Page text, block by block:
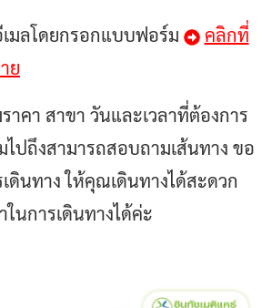
มลโดยกรอกแบบฟอร์ม
คลิกที่
ย
าคา สาขา วันและเวลาที่ต้องการ
ไปถึงสามารถสอบถามเส้นทาง ขอ
ดินทาง ให้คุณเดินทางได้สะดวก
นการเดินทางได้ค่ะ